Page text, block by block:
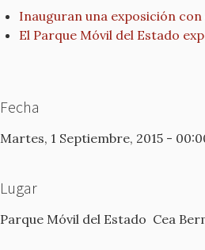
Inauguran una exposición
El Parque Móvil del Estado
Fecha
Martes, 1 Septiembre, 2015 -
Lugar
Parque Móvil del Estado Cea